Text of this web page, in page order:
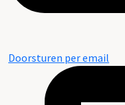
Doorsturen per email